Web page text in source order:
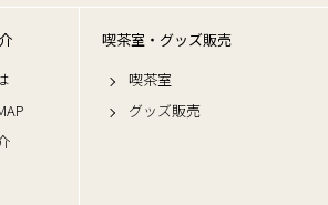
喫茶室・グッズ販売
喫茶室
グッズ販売